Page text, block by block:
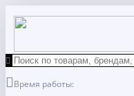
Время работы: